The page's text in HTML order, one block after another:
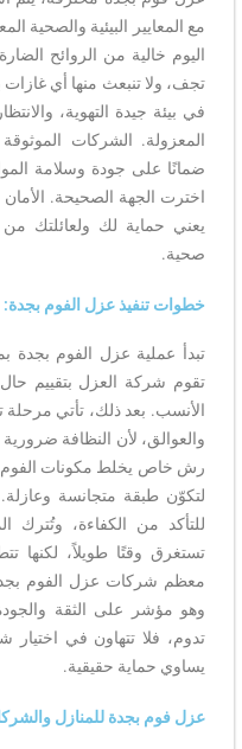
مع المعايير البيئية والصحية
اليوم خالية من الروائح
تجف، ولا تنبعث منها أي غازات
في بيئة جيدة التهوية،
المعزولة. الشركات
ضمانًا على جودة وسلامة
اخترت الجهة الصحيحة. الأمان
يعني حماية لك ولعائلتك
صحية.
خطوات تنفيذ عزل الفوم بجدة:
تبدأ عملية عزل الفوم بجدة
تقوم شركة العزل بتقييم
الأنسب. بعد ذلك، تأتي
والعوالق، لأن النظافة
رش خاص يخلط مكونات
لتكوّن طبقة متجانسة
للتأكد من الكفاءة، وتُترك
تستغرق وقتًا طويلاً، لكنها
وهو مؤشر على الثقة
تدوم، فلا تتهاون في اختيار
يساوي حماية حقيقية.
عزل فوم بجدة للمنازل